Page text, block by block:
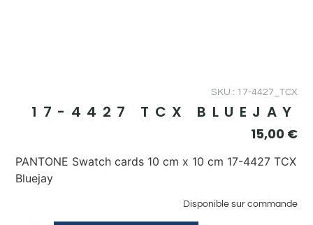
SKU : 17-4427_TCX
17-4427 TCX BLUEJAY
15,00 €
PANTONE Swatch cards 10 cm x 10 cm 17-4427 TCX
Bluejay
Disponible sur commande